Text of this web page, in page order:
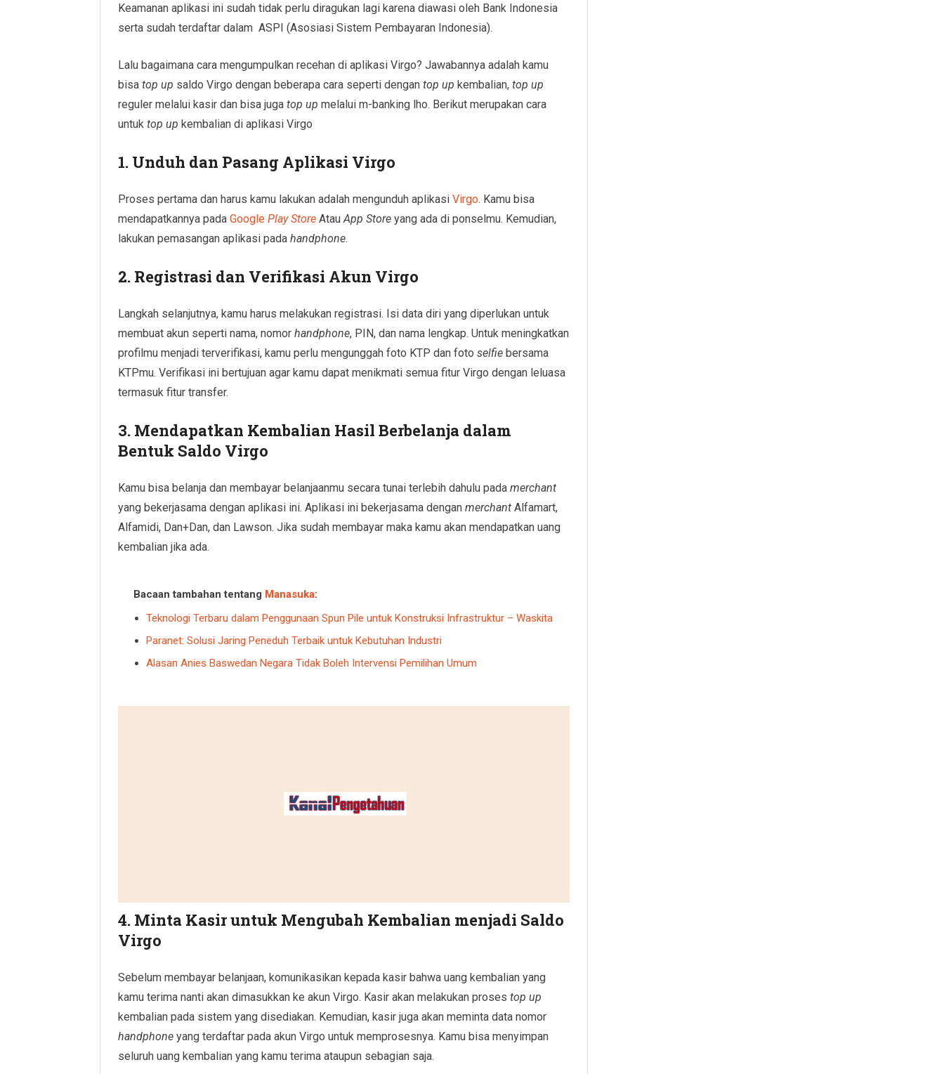
Keamanan aplikasi ini sudah tidak perlu diragukan lagi karena diawasi oleh Bank Indonesia
serta sudah terdaftar dalam ASPI (Asosiasi Sistem Pembayaran Indonesia).
Lalu bagaimana cara mengumpulkan recehan di aplikasi Virgo? Jawabannya adalah kamu
bisa top up saldo Virgo dengan beberapa cara seperti dengan top up kembalian, top up
reguler melalui kasir dan bisa juga top up melalui m-banking lho. Berikut merupakan cara
untuk top up kembalian di aplikasi Virgo
1. Unduh dan Pasang Aplikasi Virgo
Proses pertama dan harus kamu lakukan adalah mengunduh aplikasi Virgo. Kamu bisa
mendapatkannya pada Google Play Store Atau App Store yang ada di ponselmu. Kemudian,
lakukan pemasangan aplikasi pada handphone.
2. Registrasi dan Verifikasi Akun Virgo
Langkah selanjutnya, kamu harus melakukan registrasi. Isi data diri yang diperlukan untuk
membuat akun seperti nama, nomor handphone, PIN, dan nama lengkap. Untuk meningkatkan
profilmu menjadi terverifikasi, kamu perlu mengunggah foto KTP dan foto selfie bersama
KTPmu. Verifikasi ini bertujuan agar kamu dapat menikmati semua fitur Virgo dengan leluasa
termasuk fitur transfer.
3. Mendapatkan Kembalian Hasil Berbelanja dalam
Bentuk Saldo Virgo
Kamu bisa belanja dan membayar belanjaanmu secara tunai terlebih dahulu pada merchant
yang bekerjasama dengan aplikasi ini. Aplikasi ini bekerjasama dengan merchant Alfamart,
Alfamidi, Dan+Dan, dan Lawson. Jika sudah membayar maka kamu akan mendapatkan uang
kembalian jika ada.
Bacaan tambahan tentang Manasuka:
Teknologi Terbaru dalam Penggunaan Spun Pile untuk Konstruksi Infrastruktur – Waskita
Paranet: Solusi Jaring Peneduh Terbaik untuk Kebutuhan Industri
Alasan Anies Baswedan Negara Tidak Boleh Intervensi Pemilihan Umum
4. Minta Kasir untuk Mengubah Kembalian menjadi Saldo
Virgo
Sebelum membayar belanjaan, komunikasikan kepada kasir bahwa uang kembalian yang
kamu terima nanti akan dimasukkan ke akun Virgo. Kasir akan melakukan proses top up
kembalian pada sistem yang disediakan. Kemudian, kasir juga akan meminta data nomor
handphone yang terdaftar pada akun Virgo untuk memprosesnya. Kamu bisa menyimpan
seluruh uang kembalian yang kamu terima ataupun sebagian saja.